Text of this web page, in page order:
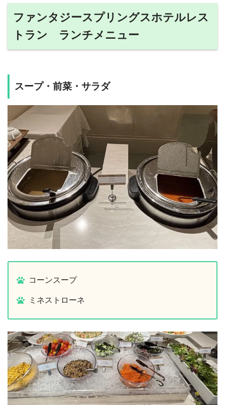
ファンタジースプリングスホテルレス
トラン ランチメニュー
スープ・前菜・サラダ
コーンスープ
ミネストローネ